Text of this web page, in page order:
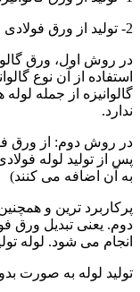
2- تولید از ورق فولادی و سپس گالونیزِه کردن لوله
در روش اول، ورق
استفاده از آن نوع
گالوانیزه از جمله
ندارد.
در روش دوم: از ورق
پس از تولید لوله
به آن اضافه می کنند)
پرکاربرد ترین و
دوم. یعنی تبدیل ورق
انجام می شود. لوله
تولید لوله به صورت